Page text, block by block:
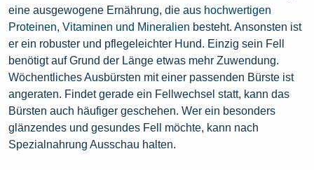
eine ausgewogene Ernährung, die aus hochwertigen
Proteinen, Vitaminen und Mineralien besteht. Ansonsten ist
er ein robuster und pflegeleichter Hund. Einzig sein Fell
benötigt auf Grund der Länge etwas mehr Zuwendung.
Wöchentliches Ausbürsten mit einer passenden Bürste ist
angeraten. Findet gerade ein Fellwechsel statt, kann das
Bürsten auch häufiger geschehen. Wer ein besonders
glänzendes und gesundes Fell möchte, kann nach
Spezialnahrung Ausschau halten.